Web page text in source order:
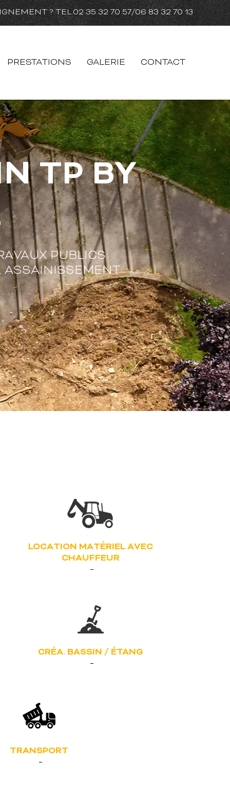
? TEL.02 35 32 70 57/06 83 32 70 13
PRESTATIONS GALERIE CONTACT
TP BY
PUBLICS
ASSAINISSEMENT
LOCATION MATÉRIEL AVEC
CHAUFFEUR
CRÉA. BASSIN / ÉTANG
TRANSPORT